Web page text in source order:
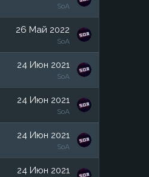
SoA
26 Май 2022
SoA
24 Июн 2021
SoA
24 Июн 2021
SoA
24 Июн 2021
SoA
24 Июн 2021